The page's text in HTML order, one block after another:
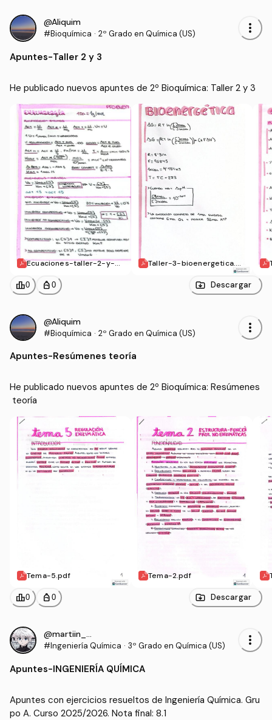
@Aliquim
#Bioquímica · 2º Grado en Química (US) more_vert
Apuntes-Taller 2 y 3
He publicado nuevos apuntes de 2º Bioquímica: Taller 2 y 3
Ecuaciones-taller-2-y-3.
Taller-3-bioenergetica.p
leaderboard0 personal_bag 0 Descargar
@Aliquim
#Bioquímica · 2º Grado en Química (US) more_vert
Apuntes-Resúmenes teoría
He publicado nuevos apuntes de 2º Bioquímica: Resúmenes
teoría
Tema-5.pdf Tema-2.pdf
leaderboard0 personal_bag 0 Descargar
@martiin_28
#Ingeniería Química · 3º Grado en Química (US) more_vert
Apuntes-INGENIERÍA QUÍMICA
Apuntes con ejercicios resueltos de Ingeniería Química. Gru
po A. Curso 2025/2026. Nota final: 8.1